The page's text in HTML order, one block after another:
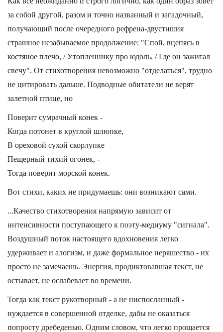
за собой другой, разом и точно названный и загадочный,
получающий после очередного рефрена-двустишия
страшное незабываемое продолжение: "Спой, вцепясь в
костяное плечо, / Утопленнику про юдоль, / Где он зажигал
свечу". От стихотворения невозможно "отделаться", трудно
не цитировать дальше. Подводные обитатели не верят
залетной птице, но
Поверит сумрачный конек -
Когда потонет в круглой шлюпке,
В ореховой сухой скорлупке
Пещерный тихий огонек, -
Тогда поверит морской конек.
Вот стихи, каких не придумаешь: они возникают сами.
...Качество стихотворения напрямую зависит от
интенсивности поступающего к поэту-медиуму "сигнала".
Воздушный поток настоящего вдохновения легко
удерживает и алогизм, и даже формальное неряшество - их
просто не замечаешь. Энергия, продиктовавшая текст, не
остывает, не ослабевает во времени.
Тогда как текст рукотворный - а не ниспосланный -
нуждается в совершенной отделке, дабы не оказаться
попросту дребеденью. Одним словом, что легко прощается